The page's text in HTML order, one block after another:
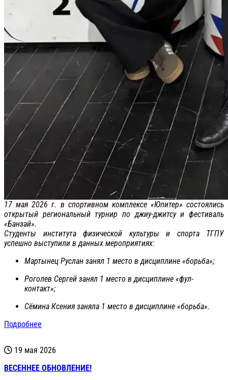
17 мая 2026 г. в спортивном комплексе «Юпитер» состоялись
открытый региональный турнир по джиу-джитсу и фестиваль
«Банзай».
Студенты института физической культуры и спорта ТГПУ
успешно выступили в данных мероприятиях:
Мартынец Руслан занял 1 место в дисциплине «борьба»;
Роголев Сергей занял 1 место в дисциплине «фул-
контакт»;
Сёмина Ксения заняла 1 место в дисциплине «борьба».
Подробнее
19 мая 2026
ВЕСЕННЕЕ ОБНОВЛЕНИЕ!